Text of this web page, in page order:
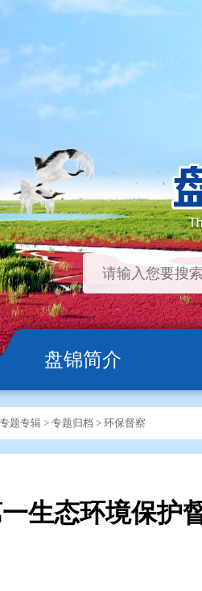
盘锦简介
专题专辑 > 专题归档 > 环保督察
生态环境保护